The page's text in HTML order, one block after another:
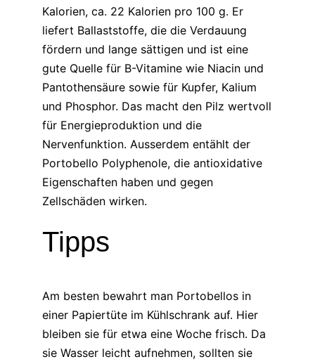
Kalorien, ca. 22 Kalorien pro 100 g. Er
liefert Ballaststoffe, die die Verdauung
fördern und lange sättigen und ist eine
gute Quelle für B-Vitamine wie Niacin und
Pantothensäure sowie für Kupfer, Kalium
und Phosphor. Das macht den Pilz wertvoll
für Energieproduktion und die
Nervenfunktion. Ausserdem entählt der
Portobello Polyphenole, die antioxidative
Eigenschaften haben und gegen
Zellschäden wirken.
Tipps
Am besten bewahrt man Portobellos in
einer Papiertüte im Kühlschrank auf. Hier
bleiben sie für etwa eine Woche frisch. Da
sie Wasser leicht aufnehmen, sollten sie